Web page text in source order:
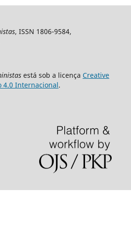
, ISSN 1806-9584,
está sob a licença Creative
4.0 Internacional.